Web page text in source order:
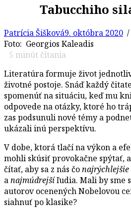
Tabucchiho
Patrícia Šišková9. októbra 2020
Foto: Georgios Kaleadis
5 minút čítania
Literatúra formuje život
životné postoje. Snáď každý
spomenúť na situáciu, keď mu
odpovede na otázky, ktoré ho
zas podsunuli nové témy a
ukázali inú perspektívu.
V dobe, ktorá tlačí na výkon a
mohli skúsiť provokačne spýtať,
čítať, aby sa z nás čonajrýchlejšie
anajmúdrejšíľudia. Mali by sme
autorov ocenených Nobelovou
siahnuť po klasike?